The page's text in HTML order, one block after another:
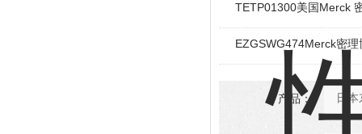
TETP01300美国Merck
EZGSWG474Merck密
产品：